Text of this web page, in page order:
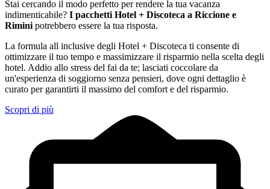
Stai cercando il modo perfetto per rendere la tua vacanza
indimenticabile? I pacchetti Hotel + Discoteca a Riccione e
Rimini potrebbero essere la tua risposta.
La formula all inclusive degli Hotel + Discoteca ti consente di
ottimizzare il tuo tempo e massimizzare il risparmio nella scelta degli
hotel. Addio allo stress del fai da te; lasciati coccolare da
un'esperienza di soggiorno senza pensieri, dove ogni dettaglio è
curato per garantirti il massimo del comfort e del risparmio.
Scopri di più